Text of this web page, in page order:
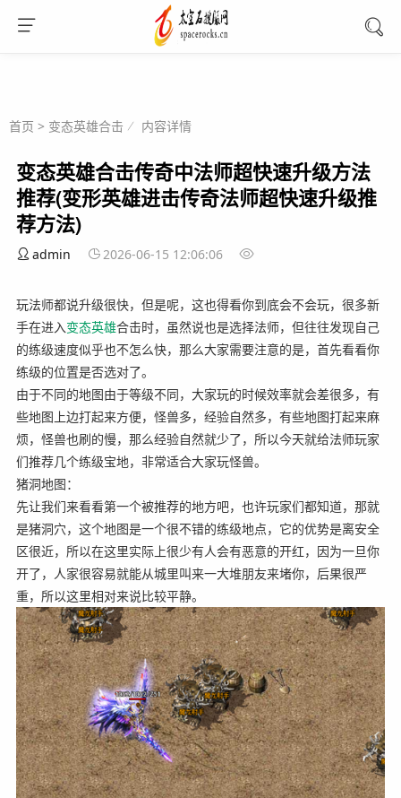
首页 > 变态英雄合击 内容详情
变态英雄合击传奇中法师超快速升级方法
推荐(变形英雄进击传奇法师超快速升级推
荐方法)
admin 2026-06-15 12:06:06
玩法师都说升级很快，但是呢，这也得看你到底会不会玩，很多新
手在进入变态英雄合击时，虽然说也是选择法师，但往往发现自己
的练级速度似乎也不怎么快，那么大家需要注意的是，首先看看你
练级的位置是否选对了。
由于不同的地图由于等级不同，大家玩的时候效率就会差很多，有
些地图上边打起来方便，怪兽多，经验自然多，有些地图打起来麻
烦，怪兽也刷的慢，那么经验自然就少了，所以今天就给法师玩家
们推荐几个练级宝地，非常适合大家玩怪兽。
猪洞地图：
先让我们来看看第一个被推荐的地方吧，也许玩家们都知道，那就
是猪洞穴，这个地图是一个很不错的练级地点，它的优势是离安全
区很近，所以在这里实际上很少有人会有恶意的开红，因为一旦你
开了，人家很容易就能从城里叫来一大堆朋友来堵你，后果很严
重，所以这里相对来说比较平静。